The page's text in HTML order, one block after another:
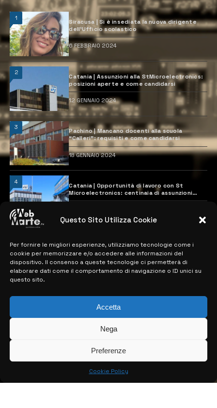
Questo Sito Utilizza Cookie
Per fornire le migliori esperienze, utilizziamo tecnologie come i
cookie per memorizzare e/o accedere alle informazioni del
dispositivo. Il consenso a queste tecnologie ci permetterà di
elaborare dati come il comportamento di navigazione o ID unici su
questo sito.
Accetta
Nega
Preferenze
Cookie Policy
1
Siracusa | Si è insediata la nuova dirigente
dell’Ufficio scolastico
6 FEBBRAIO 2024
2
Catania | Assunzioni alla StMicroelectronics:
posizioni aperte e come candidarsi
12 GENNAIO 2024
3
Pachino | Mancano docenti alla scuola
“Calleri”: requisiti e come candidarsi
18 GENNAIO 2024
4
Catania | Opportunità di lavoro con St
Microelectronics: centinaia di assunzioni
previste
MAPPA DEL SITO
> NOTIZIE